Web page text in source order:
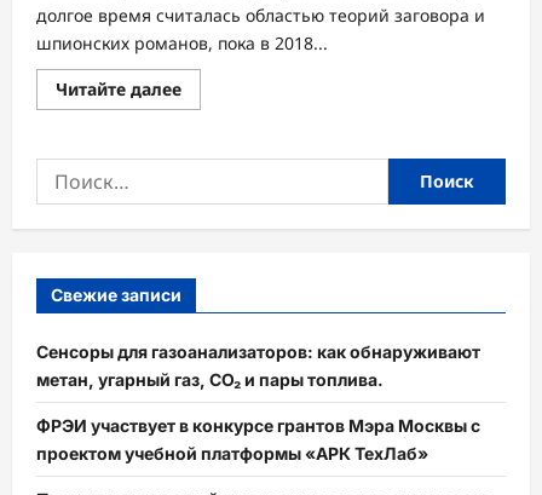
долгое время считалась областью теорий заговора и
шпионских романов, пока в 2018...
Читайте далееПрочитать
больше
электроники
диверсий»:
бэкдор
чипе
осциллографа
и
здравого
смысла
Найти:
Свежие записи
Сенсоры для газоанализаторов: как обнаруживают
метан, угарный газ, CO₂ и пары топлива.
ФРЭИ участвует в конкурсе грантов Мэра Москвы с
проектом учебной платформы «АРК ТехЛаб»